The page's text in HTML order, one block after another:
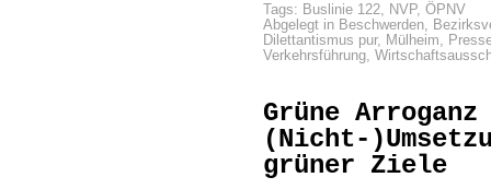
Tags: Buslinie 122, NVP, ÖPNV
Abgelegt in Beschwerden,
Dilettantismus pur, Mülheim,
Verkehrsführung,
Grüne
(Nicht-
grüner Ziele